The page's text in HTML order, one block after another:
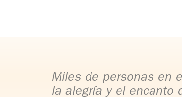
Miles de personas en
la alegría y el encanto